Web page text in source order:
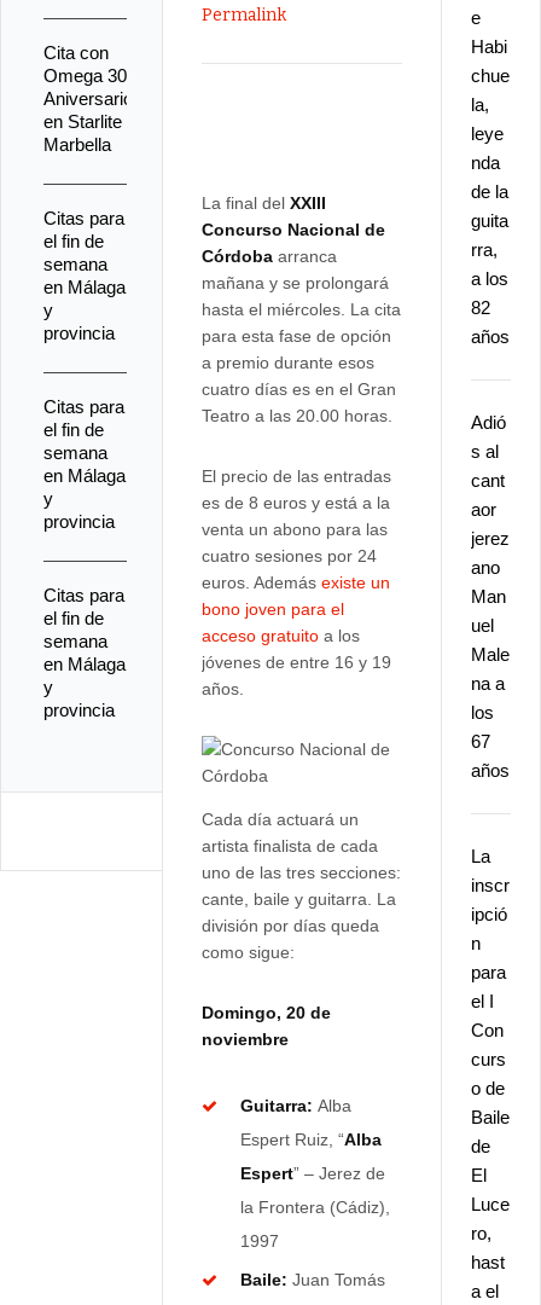
Permalink
La final delXXIII
Concurso Nacional de
Córdoba arranca
mañana y se prolongará
hasta el miércoles. La cita
para esta fase de opción
a premio durante esos
cuatro días es en el Gran
Teatro a las 20.00 horas.
El precio de las entradas
es de 8 euros y está a la
venta un abono para las
cuatro sesiones por 24
euros. Ademásexiste un
bono joven para el
acceso gratuito a los
jóvenes de entre 16 y 19
años.
Cada día actuará un
artista finalista de cada
uno de las tres secciones:
cante, baile y guitarra. La
división por días queda
como sigue:
Domingo, 20 de
noviembre
Guitarra: Alba
Espert Ruiz, “Alba
Espert” – Jerez de
la Frontera (Cádiz),
1997
Baile:Juan Tomás
e
Habi
chue
la,
leye
nda
de la
guita
rra,
a los
82
años
Adió
s al
cant
aor
jerez
ano
Man
uel
Male
na a
los
67
años
La
inscr
ipció
n
para
el I
Con
curs
o de
Baile
de
El
Luce
ro,
hast
a el
Cita con
Omega 30
Aniversario
en Starlite
Marbella
Citas para
el fin de
semana
en Málaga
y
provincia
Citas para
el fin de
semana
en Málaga
y
provincia
Citas para
el fin de
semana
en Málaga
y
provincia